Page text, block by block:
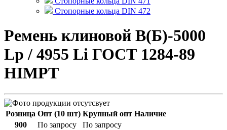
Стопорные кольца DIN 472
Ремень клиновой В(Б)-5000
Lp / 4955 Li ГОСТ 1284-89
HIMPT
Розница Опт (10 шт) Крупный опт Наличие
900
По запросу
По запросу